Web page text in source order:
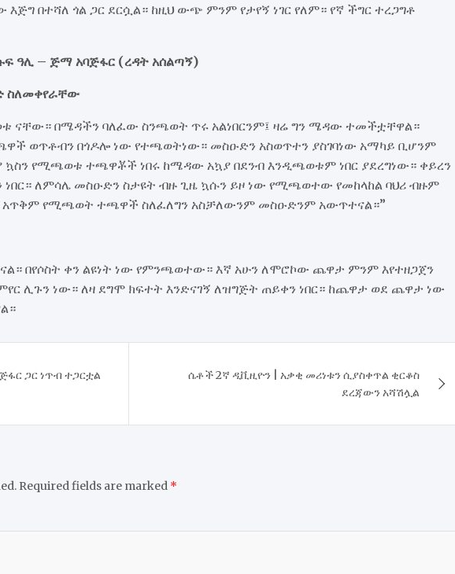
በተሻለ ጎል ጋር ደርሷል። ከዚህ ውጭ ምንም የታየኝ ነገር የለም። የኛ ችግር ተረጋግቶ
ዓሊ – ጅማ አባጅፋር (ረዳት አሰልጣኝ)
ስለመቀየራቸው
ናቸው። በሜዳችን ባለፈው ስንጫወት ጥሩ አልነበርንም፤ ዛሬ ግን ሜዳው ተመችቷቸዋል።
ወጥቶብን በጎዶሎ ነው የተጫወትነው። መስዑድን አስወጥተን ያስገባነው አማካይ ቢሆንም
የሚጫወቱ ተጫዋቾች ነበሩ ከሜዳው አኳያ በደንብ እንዲጫወቱም ነበር ያደረግነው። ቀይረን
ነበር። ለምሳሌ መስዑድን ስታዩት ብዙ ጊዜ ኳሱን ይዞ ነው የሚጫወተው የመከላከል ባህሪ ብዙም
አጥቅም የሚጫወት ተጫዋች ስለፈለግን አስቻለውንም መስዑድንም አውጥተናል።”
በየሶስት ቀን ልዩነት ነው የምንጫወተው። እኛ አሁን ለሞሮኮው ጨዋታ ምንም እየተዘጋጀን
ሊጉን ነው። ለዛ ደግሞ ክፍተት እንድናገኝ ለዝግጅት ጠይቀን ነበር። ከጨዋታ ወደ ጨዋታ ነው
ጋር ነጥብ ተጋርቷል
ሴቶች 2ኛ ዲቪዚዮን | አቃቂ መሪነቱን ሲያስቀጥል ቂርቆስ
ደረጃውን አሻሽሏል
Required fields are marked *